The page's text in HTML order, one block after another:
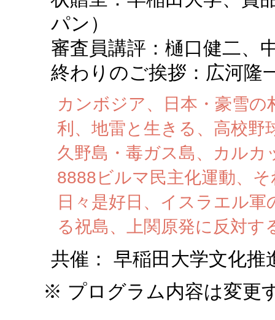
パン）
審査員講評：樋口健二、
終わりのご挨拶：広河隆
カンボジア、日本・豪雪
利、地雷と生きる、高校野
久野島・毒ガス島、カル
8888ビルマ民主化運動、
日々是好日、イスラエル
る祝島、上関原発に反対す
共催： 早稲田大学文化推
※ プログラム内容は変更